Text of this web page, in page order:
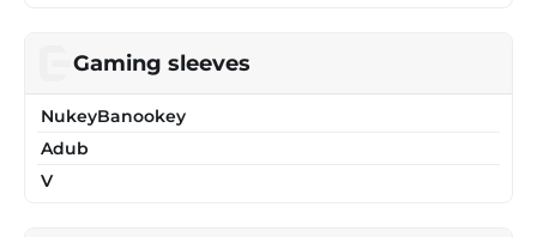
Gaming sleeves
NukeyBanookey
Adub
V